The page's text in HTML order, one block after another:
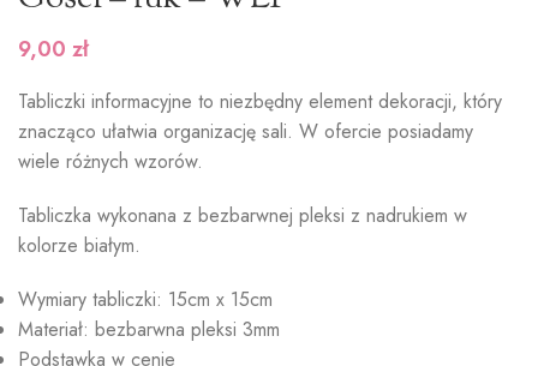
9,00 zł
Tabliczki informacyjne to niezbędny element dekoracji, który
znacząco ułatwia organizację sali. W ofercie posiadamy
wiele różnych wzorów.
Tabliczka wykonana z bezbarwnej pleksi z nadrukiem w
kolorze białym.
Wymiary tabliczki: 15cm x 15cm
Materiał: bezbarwna pleksi 3mm
Podstawka w cenie